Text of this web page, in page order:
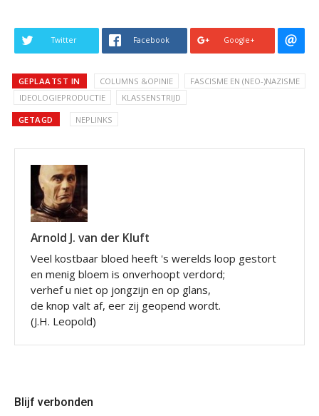
Twitter Facebook Google+
GEPLAATST IN COLUMNS &OPINIE
FASCISME EN (NEO-)NAZISME
IDEOLOGIEPRODUCTIE
KLASSENSTRIJD
GETAGD NEPLINKS
Arnold J. van der Kluft
Veel kostbaar bloed heeft 's werelds loop gestort
en menig bloem is onverhoopt verdord;
verhef u niet op jongzijn en op glans,
de knop valt af, eer zij geopend wordt.
(J.H. Leopold)
Blijf verbonden